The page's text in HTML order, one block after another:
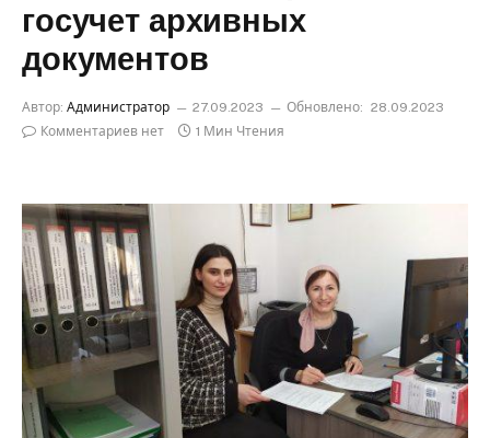
госучет архивных
документов
Автор: Администратор 27.09.2023 Обновлено: 28.09.2023
Комментариев нет
1 Мин Чтения